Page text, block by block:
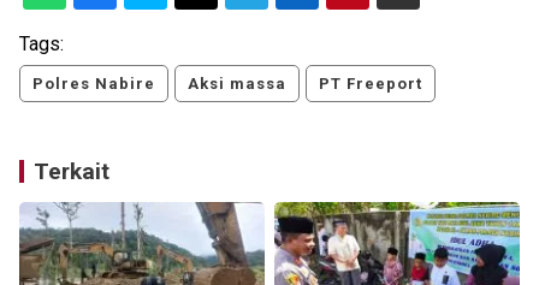
Tags:
Polres Nabire Aksi massa PT Freeport
Terkait